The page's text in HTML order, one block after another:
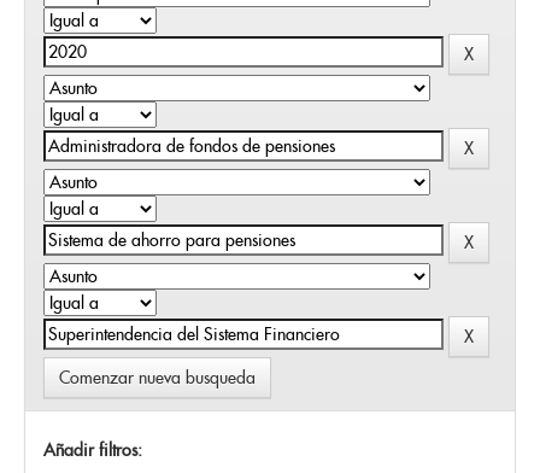
Comenzar nueva busqueda
Añadir filtros: